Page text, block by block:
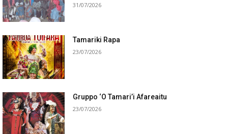
31/07/2026
Tamariki Rapa
23/07/2026
Gruppo ‘O Tamari’i Afareaitu
23/07/2026